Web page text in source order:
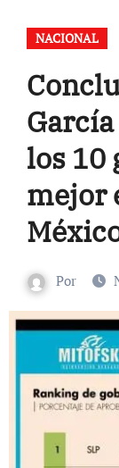
NACIONAL
los 10
mejor
Por